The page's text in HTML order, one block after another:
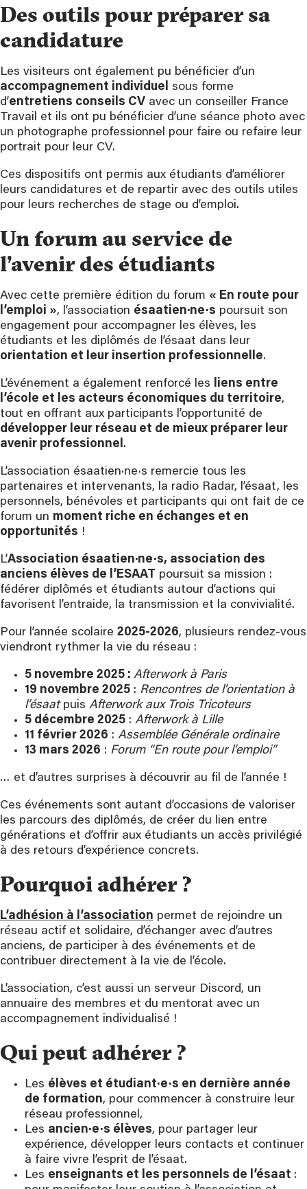
Des outils pour préparer sa
candidature
Les visiteurs ont également pu bénéficier d’un
accompagnement individuel sous forme
d’entretiens conseils CV avec un conseiller France
Travail et ils ont pu bénéficier d’une séance photo avec
un photographe professionnel pour faire ou refaire leur
portrait pour leur CV.
Ces dispositifs ont permis aux étudiants d’améliorer
leurs candidatures et de repartir avec des outils utiles
pour leurs recherches de stage ou d’emploi.
Un forum au service de
l’avenir des étudiants
Avec cette première édition du forum « En route pour
l’emploi », l’association ésaatien·ne·s poursuit son
engagement pour accompagner les élèves, les
étudiants et les diplômés de l’ésaat dans leur
orientation et leur insertion professionnelle.
L’événement a également renforcé les liens entre
l’école et les acteurs économiques du territoire,
tout en offrant aux participants l’opportunité de
développer leur réseau et de mieux préparer leur
avenir professionnel.
L’association ésaatien·ne·s remercie tous les
partenaires et intervenants, la radio Radar, l’ésaat, les
personnels, bénévoles et participants qui ont fait de ce
forum un moment riche en échanges et en
opportunités !
L’Association ésaatien·ne·s, association des
anciens élèves de l’ESAAT poursuit sa mission :
fédérer diplômés et étudiants autour d’actions qui
favorisent l’entraide, la transmission et la convivialité.
Pour l’année scolaire 2025-2026, plusieurs rendez-vous
viendront rythmer la vie du réseau :
5 novembre 2025 : Afterwork à Paris
19 novembre 2025 : Rencontres de l’orientation à
l’ésaatpuis Afterwork aux Trois Tricoteurs
5 décembre 2025 : Afterwork à Lille
11 février 2026 : Assemblée Générale ordinaire
13 mars 2026 : Forum “En route pour l’emploi”
… et d’autres surprises à découvrir au fil de l’année !
Ces événements sont autant d’occasions de valoriser
les parcours des diplômés, de créer du lien entre
générations et d’offrir aux étudiants un accès privilégié
à des retours d’expérience concrets.
Pourquoi adhérer ?
L’adhésion à l’association permet de rejoindre un
réseau actif et solidaire, d’échanger avec d’autres
anciens, de participer à des événements et de
contribuer directement à la vie de l’école.
L’association, c’est aussi un serveur Discord, un
annuaire des membres et du mentorat avec un
accompagnement individualisé !
Qui peut adhérer ?
Les élèves et étudiant·e·s en dernière année
de formation, pour commencer à construire leur
réseau professionnel,
Les ancien·e·s élèves, pour partager leur
expérience, développer leurs contacts et continuer
à faire vivre l’esprit de l’ésaat.
Les enseignants et les personnels de l’ésaat :